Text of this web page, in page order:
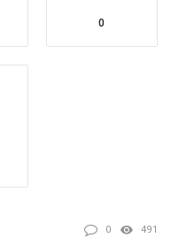
0
0 491